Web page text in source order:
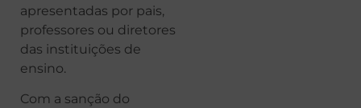
apresentadas por pais,
professores ou diretores
das instituições de
ensino.
Com a sanção do